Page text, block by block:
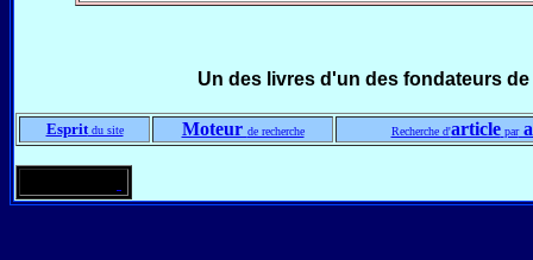
Un des livres d'un des fondateurs
Espritdu site Moteur de recherche Recherche d'article par